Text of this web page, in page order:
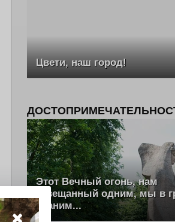
Цвети, наш город!
Этот Вечный огонь, нам
завещанный одним, мы в
храним...